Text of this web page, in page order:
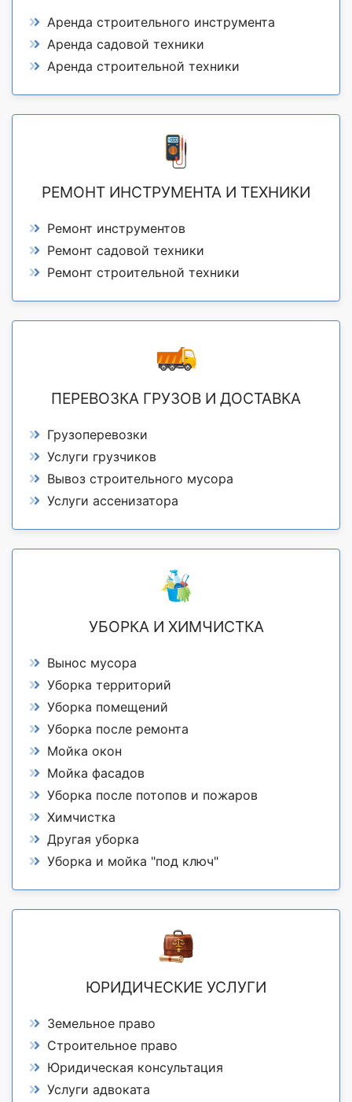
Аренда строительного инструмента
Аренда садовой техники
Аренда строительной техники
РЕМОНТ ИНСТРУМЕНТА И ТЕХНИКИ
Ремонт инструментов
Ремонт садовой техники
Ремонт строительной техники
ПЕРЕВОЗКА ГРУЗОВ И ДОСТАВКА
Грузоперевозки
Услуги грузчиков
Вывоз строительного мусора
Услуги ассенизатора
УБОРКА И ХИМЧИСТКА
Вынос мусора
Уборка территорий
Уборка помещений
Уборка после ремонта
Мойка окон
Мойка фасадов
Уборка после потопов и пожаров
Химчистка
Другая уборка
Уборка и мойка "под ключ"
ЮРИДИЧЕСКИЕ УСЛУГИ
Земельное право
Строительное право
Юридическая консультация
Услуги адвоката